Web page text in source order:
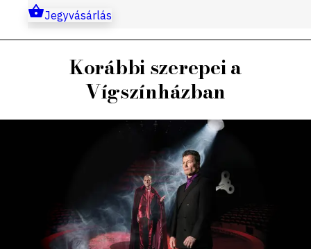
Jegyvásárlás
Korábbi szerepei a
Vígszínházban